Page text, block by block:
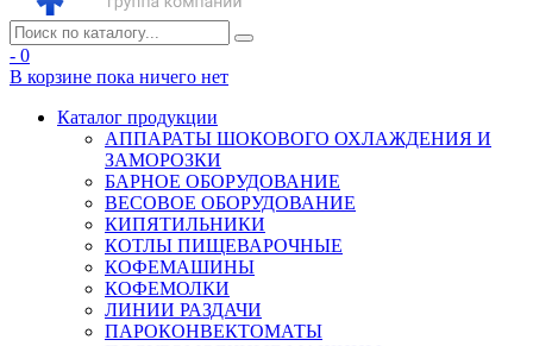
- 0
В корзине пока ничего нет
Каталог продукции
АППАРАТЫ ШОКОВОГО ОХЛАЖДЕНИЯ И
ЗАМОРОЗКИ
БАРНОЕ ОБОРУДОВАНИЕ
ВЕСОВОЕ ОБОРУДОВАНИЕ
КИПЯТИЛЬНИКИ
КОТЛЫ ПИЩЕВАРОЧНЫЕ
КОФЕМАШИНЫ
КОФЕМОЛКИ
ЛИНИИ РАЗДАЧИ
ПАРОКОНВЕКТОМАТЫ